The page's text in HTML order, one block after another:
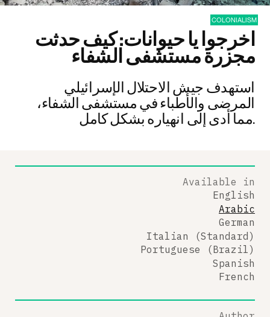
COLONIALISM
اخرجوا يا حيوانات: كيف حدثت
مجزرة مستشفى الشفاء
استهدف جيش الاحتلال الإسرائيلي
المرضى والأطباء في مستشفى الشفاء،
مما أدى إلى انهياره بشكل كامل.
Available in
English
Arabic
German
Italian (Standard)
Portuguese (Brazil)
Spanish
French